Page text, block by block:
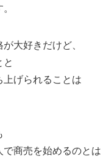
大好きだけど、
と
上げられることは
商売を始めるのとは